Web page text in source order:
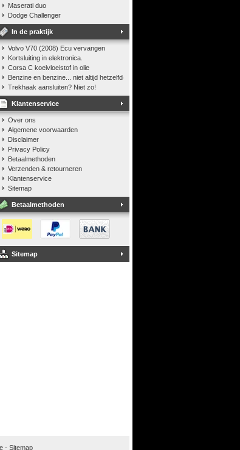
Maserati duo
Dodge Challenger
In de praktijk
Volvo V70 (2008) Ecu vervangen
Kortsluiting in elektronica.
Corsa C koelvloeistof in olie
Benzine en benzine... niet altijd hetzelfde
Trekhaak aansluiten? Niet zo!
Klantenservice
Over ons
Algemene voorwaarden
Disclaimer
Privacy Policy
Betaalmethoden
Verzenden & retourneren
Klantenservice
Sitemap
Betaalmethoden
Sitemap
- Sitemap